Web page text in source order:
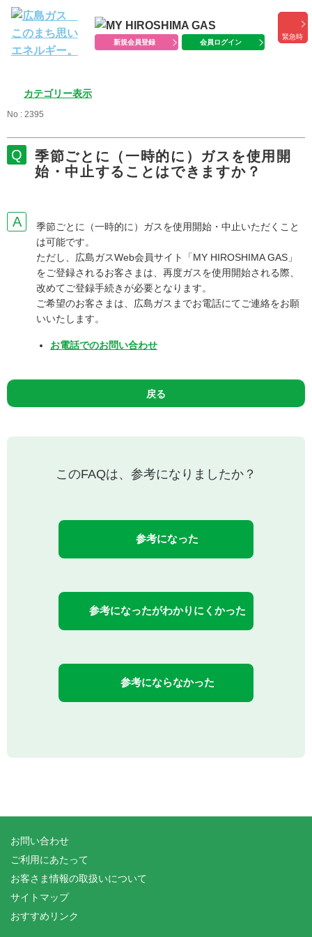
新規会員登録 会員ログイン
緊急時
カテゴリー表示
No : 2395
季節ごとに（一時的に）ガスを使用開
始・中止することはできますか？
季節ごとに（一時的に）ガスを使用開始・中止いただくこと
は可能です。
ただし、広島ガスWeb会員サイト「MY HIROSHIMA GAS」
をご登録されるお客さまは、再度ガスを使用開始される際、
改めてご登録手続きが必要となります。
ご希望のお客さまは、広島ガスまでお電話にてご連絡をお願
いいたします。
お電話でのお問い合わせ
戻る
このFAQは、参考になりましたか？
参考になった
参考になったがわかりにくかった
参考にならなかった
お問い合わせ
ご利用にあたって
お客さま情報の取扱いについて
サイトマップ
おすすめリンク